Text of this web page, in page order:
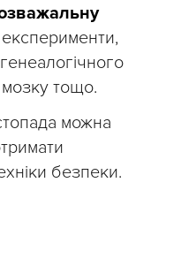
експерименти,
тощо.
можна
безпеки.